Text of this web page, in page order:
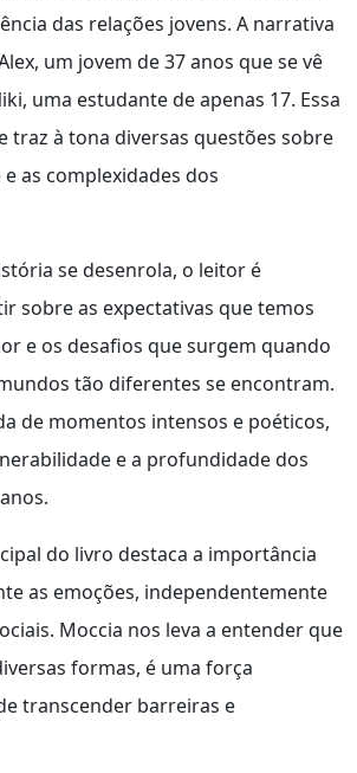
das relações jovens. A narrativa
um jovem de 37 anos que se vê
uma estudante de apenas 17. Essa
traz à tona diversas questões sobre
as complexidades dos
se desenrola, o leitor é
sobre as expectativas que temos
e os desafios que surgem quando
tão diferentes se encontram.
de momentos intensos e poéticos,
e a profundidade dos
do livro destaca a importância
as emoções, independentemente
Moccia nos leva a entender que
formas, é uma força
transcender barreiras e